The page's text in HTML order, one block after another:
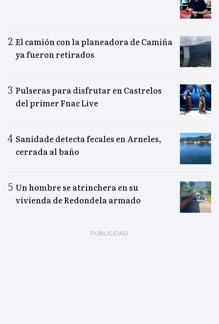
El camión con la planeadora de Camiña
ya fueron retirados
Pulseras para disfrutar en Castrelos
del primer Fnac Live
Sanidade detecta fecales en Arneles,
cerrada al baño
Un hombre se atrinchera en su
vivienda de Redondela armado